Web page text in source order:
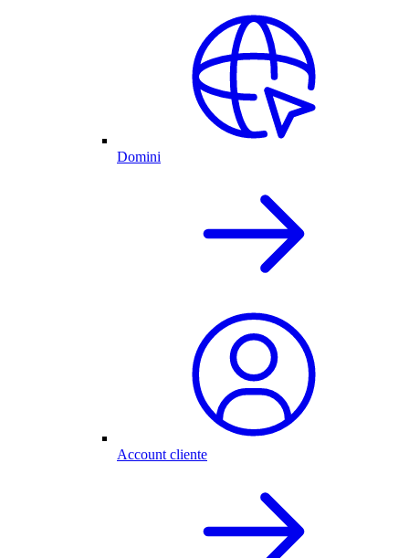
Domini
Account cliente